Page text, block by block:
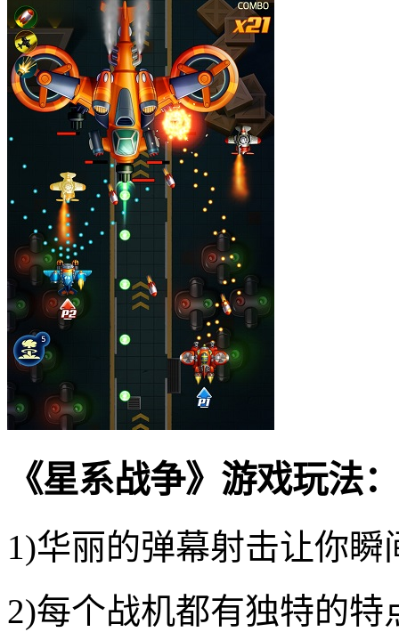
《星系战争》游戏玩法：
1)华丽的弹幕射击让你
2)每个战机都有独特的